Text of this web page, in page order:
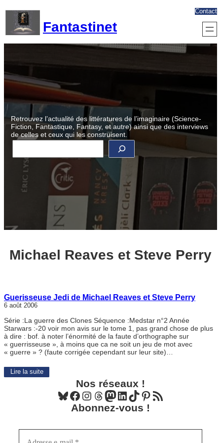
contenu
Fantastinet
Contact
Retrouvez l’actualité des littératures de l’imaginaire (Science-
Fiction, Fantastique, Fantasy, et autre) ainsi que des interviews
de celles et ceux qui les construisent.
R
c
Michael Reaves et Steve Perry
Guerisseuse Jedi de Michael Reaves et Steve Perry
6 août 2006
Série :La guerre des Clones Séquence :Medstar n°2 Année
Starwars :-20 voir mon avis sur le tome 1, pas grand chose de plus
à dire : bof. à noter l’énormité de la faute d’orthographe sur
« guerrisseuse », à moins que ca ne soit un jeu de mot avec
« guerre » ? (faute corrigée cependant sur leur site)…
Lire la suite
Nos réseaux !
Bluesky Facebook Instagram Threads Mastodon LinkedIn TikTok Pinterest Flux RSS
Abonnez-vous !